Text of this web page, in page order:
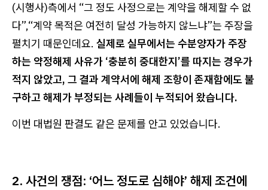
(시행사)측에서 “그 정도 사정으로는 계약을 해제할 수 없
다”,“계약 목적은 여전히 달성 가능하지 않느냐”는 주장을
펼치기 때문인데요. 실제로 실무에서는 수분양자가 주장
하는 약정해제 사유가 ‘충분히 중대한지’를 따지는 경우가
적지 않았고, 그 결과 계약서에 해제 조항이 존재함에도 불
구하고 해제가 부정되는 사례들이 누적되어 왔습니다.
이번 대법원 판결도 같은 문제를 안고 있었습니다.
2. 사건의 쟁점: ‘어느 정도로 심해야’ 해제 조건에